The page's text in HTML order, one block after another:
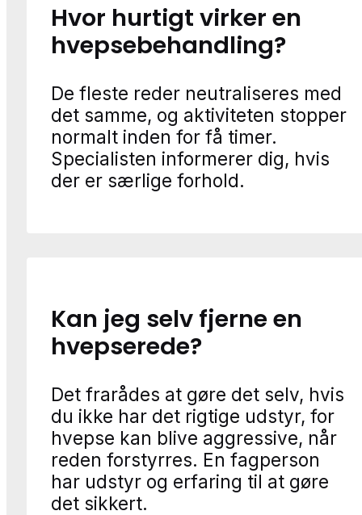
Hvor hurtigt virker en
hvepsebehandling?
De fleste reder neutraliseres med
det samme, og aktiviteten stopper
normalt inden for få timer.
Specialisten informerer dig, hvis
der er særlige forhold.
Kan jeg selv fjerne en
hvepserede?
Det frarådes at gøre det selv, hvis
du ikke har det rigtige udstyr, for
hvepse kan blive aggressive, når
reden forstyrres. En fagperson
har udstyr og erfaring til at gøre
det sikkert.